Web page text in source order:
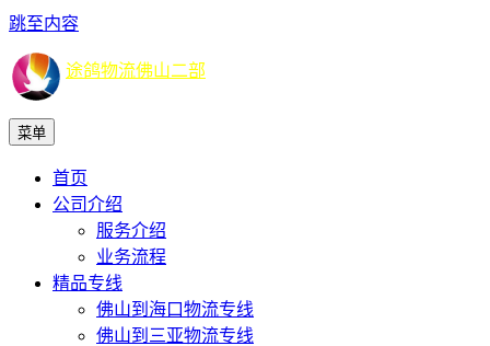
跳至内容
途鸽物流佛山二部
菜单
首页
公司介绍
服务介绍
业务流程
精品专线
佛山到海口物流专线
佛山到三亚物流专线